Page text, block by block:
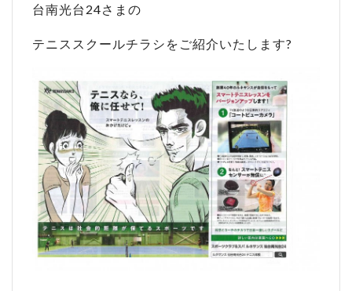
台南光台24さまの
テニススクールチラシをご紹介いたします?